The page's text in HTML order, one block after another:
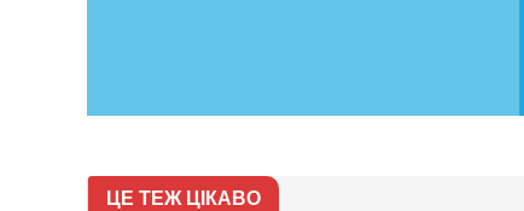
ЦЕ ТЕЖ ЦІКАВО